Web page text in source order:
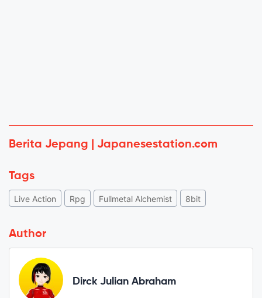
Berita Jepang | Japanesestation.com
Tags
Live Action Rpg Fullmetal Alchemist 8bit
Author
Dirck Julian Abraham